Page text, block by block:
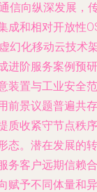
信向纵深发展，
成和相对开放性
幻化移动云技术
进阶服务案例预研
装置与工业安全范
前景议题普遍共存
质收紧守节点秩序
态。潜在发展的转
务客户远期信赖合
赋予不同体量和异